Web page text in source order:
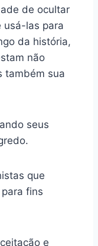
de ocultar
usá-las para
da história,
não
também sua
seus
que
fins
e